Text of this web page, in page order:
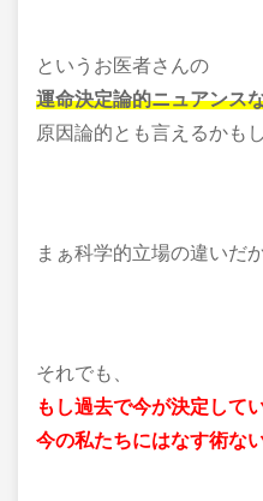
というお医者さんの
運命決定論的ニュアンス
原因論的とも言えるかも
まぁ科学的立場の違いだ
それでも、
もし過去で今が決定して
今の私たちにはなす術な